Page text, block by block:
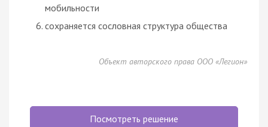
мобильности
сохраняется сословная структура общества
Объект авторского права ООО «Легион»
Посмотреть решение